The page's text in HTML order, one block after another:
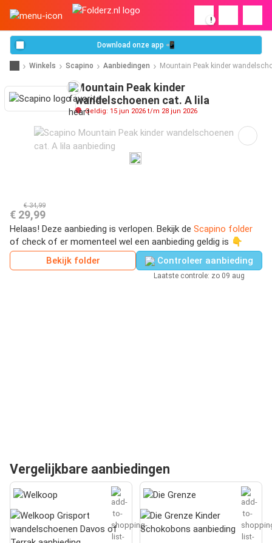
!
Download onze app 📲
Winkels Scapino Aanbiedingen Mountain Peak kinder
Mountain Peak kinder
wandelschoenen cat. A lila
Geldig: 15 jun 2026 t/m 28 jun 2026
€ 34,99
€ 29,99
Helaas! Deze aanbieding is verlopen. Bekijk de Scapino folder
of check of er momenteel wel een aanbieding geldig is 👇
Bekijk folder
Controleer aanbieding
Laatste controle: zo 09 aug
Vergelijkbare aanbiedingen